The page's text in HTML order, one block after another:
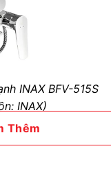
INAX BFV-515S
INAX)
Thêm